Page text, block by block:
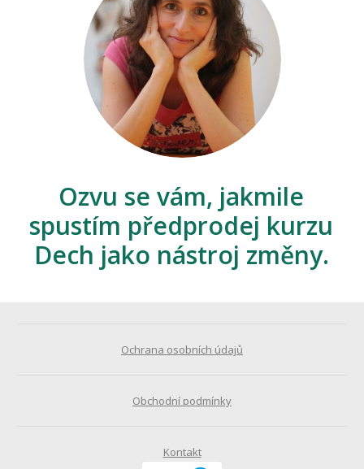
Ozvu se vám, jakmile
spustím předprodej kurzu
Dech jako nástroj změny.
Ochrana osobních údajů
Obchodní podmínky
Kontakt